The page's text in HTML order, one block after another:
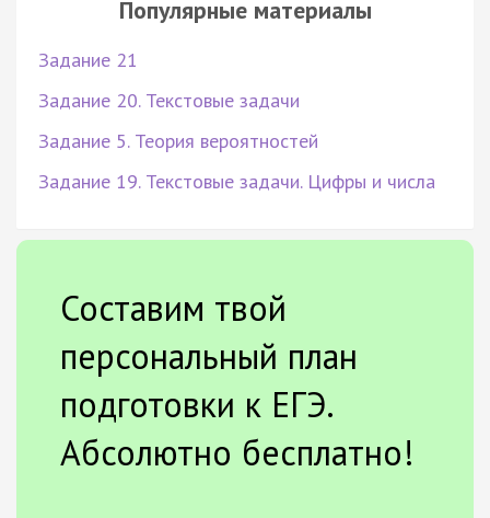
Популярные материалы
Задание 21
Задание 20. Текстовые задачи
Задание 5. Теория вероятностей
Задание 19. Текстовые задачи. Цифры и числа
Составим твой
персональный план
подготовки к ЕГЭ.
Абсолютно бесплатно!